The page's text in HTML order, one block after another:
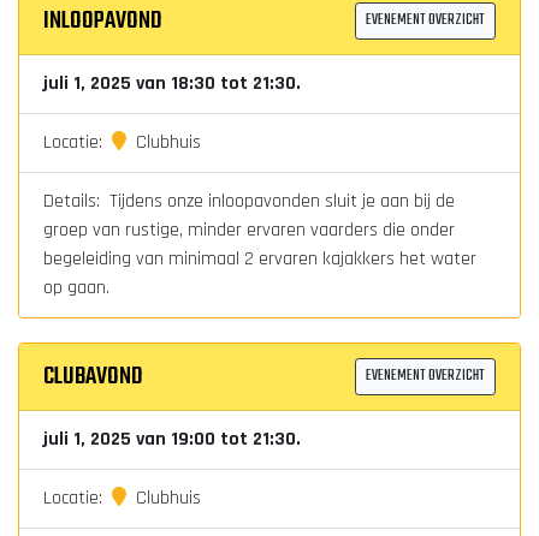
INLOOPAVOND EVENEMENT OVERZICHT
juli 1, 2025 van 18:30 tot 21:30.
Locatie: Clubhuis
Details: Tijdens onze inloopavonden sluit je aan bij de
groep van rustige, minder ervaren vaarders die onder
begeleiding van minimaal 2 ervaren kajakkers het water
op gaan.
CLUBAVOND EVENEMENT OVERZICHT
juli 1, 2025 van 19:00 tot 21:30.
Locatie: Clubhuis